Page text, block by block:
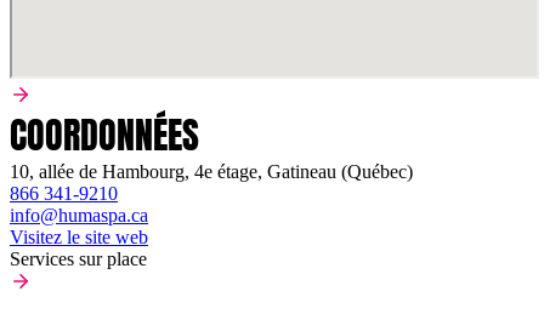
COORDONNÉES
10, allée de Hambourg, 4e étage, Gatineau (Québec)
866 341-9210
info@humaspa.ca
Visitez le site web
Services sur place